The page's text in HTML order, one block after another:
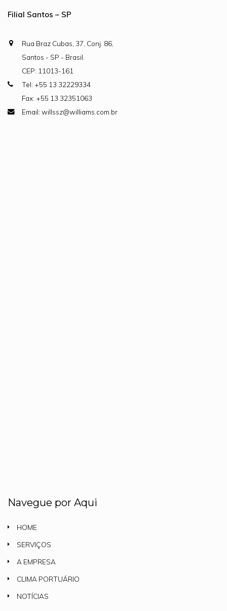
Filial Santos – SP
Rua Braz Cubas, 37, Conj. 86,
Santos - SP - Brasil.
CEP: 11013-161
Tel: +55 13 32229334
Fax: +55 13 32351063
Email: willssz@williams.com.br
Navegue por Aqui
HOME
SERVIÇOS
A EMPRESA
CLIMA PORTUÁRIO
NOTÍCIAS